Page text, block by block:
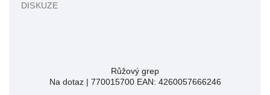
DISKUZE
Růžový grep
Na dotaz | 770015700 EAN: 4260057666246